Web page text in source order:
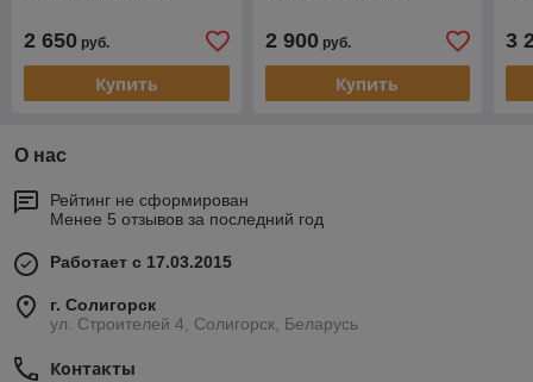
2 650 руб.
Купить
2 900руб.
Купить
3
О нас
Рейтинг не сформирован
Менее 5 отзывов за последний год
Работает с 17.03.2015
г. Солигорск
ул. Строителей 4, Солигорск, Беларусь
Контакты